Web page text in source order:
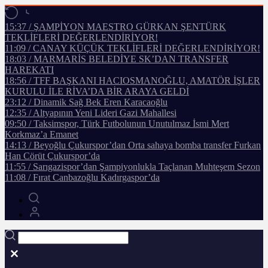
15:37 / ŞAMPİYON MAESTRO GÜRKAN ŞENTÜRK
TEKLİFLERİ DEĞERLENDİRİYOR!
11:09 / CANAY KÜÇÜK TEKLİFLERİ DEĞERLENDİRİYOR!
18:03 / MARMARİS BELEDİYE SK’DAN TRANSFER
HAREKATI
18:56 / TFF BAŞKANI HACIOSMANOĞLU, AMATÖR İŞLER
KURULU İLE RİVA’DA BİR ARAYA GELDİ
23:12 / Dinamik Sağ Bek Eren Karacaoğlu
12:35 / Altyapının Yeni Lideri Gazi Mahallesi
09:50 / Taksimspor, Türk Futbolunun Unutulmaz İsmi Mert
Korkmaz’a Emanet
14:13 / Beyoğlu Çukurspor’dan Orta sahaya bomba transfer Furkan
Han Cörüt Çukurspor’da
11:55 / Sarıgazispor’dan Şampiyonlukla Taçlanan Muhteşem Sezon
11:08 / Fırat Canbazoğlu Kadırgaspor’da